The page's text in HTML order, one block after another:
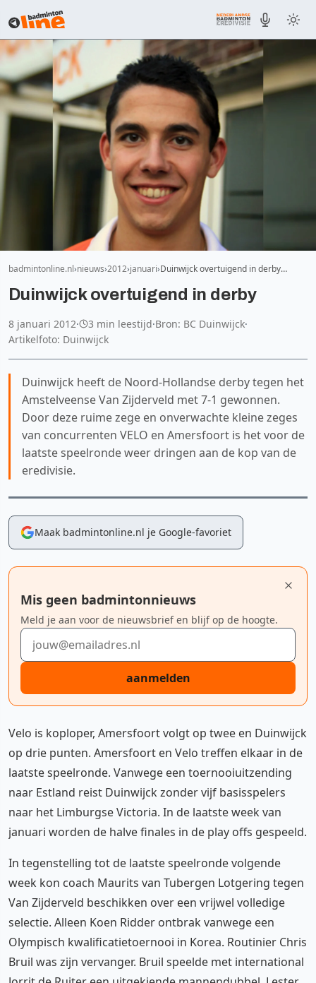
badmintonline.nl nieuws 2012 januari Duinwijck overtuigend in derby…
Duinwijck overtuigend in derby
8 januari 2012· 3 min leestijd·Bron: BC Duinwijck·
Artikelfoto: Duinwijck
Duinwijck heeft de Noord-Hollandse derby tegen het
Amstelveense Van Zijderveld met 7-1 gewonnen.
Door deze ruime zege en onverwachte kleine zeges
van concurrenten VELO en Amersfoort is het voor de
laatste speelronde weer dringen aan de kop van de
eredivisie.
Maak badmintonline.nl je Google-favoriet
Mis geen badmintonnieuws
Meld je aan voor de nieuwsbrief en blijf op de hoogte.
E-mailadres
aanmelden
Velo is koploper, Amersfoort volgt op twee en Duinwijck
op drie punten. Amersfoort en Velo treffen elkaar in de
laatste speelronde. Vanwege een toernooiuitzending
naar Estland reist Duinwijck zonder vijf basisspelers
naar het Limburgse Victoria. In de laatste week van
januari worden de halve finales in de play offs gespeeld.
In tegenstelling tot de laatste speelronde volgende
week kon coach Maurits van Tubergen Lotgering tegen
Van Zijderveld beschikken over een vrijwel volledige
selectie. Alleen Koen Ridder ontbrak vanwege een
Olympisch kwalificatietoernooi in Korea. Routinier Chris
Bruil was zijn vervanger. Bruil speelde met international